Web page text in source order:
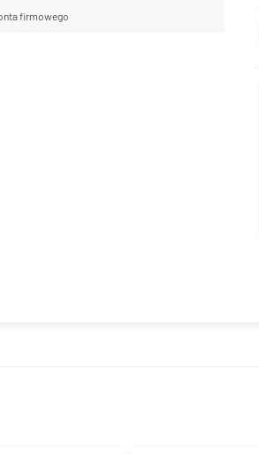
firmowego